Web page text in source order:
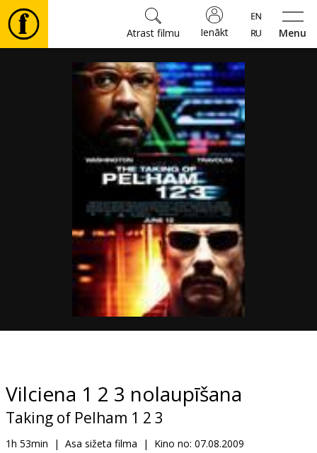
Menu
Ienākt
Atrast filmu
Pasākumi
B2B
Vilciena 1 2 3 nolaupīšana
Taking of Pelham 1 2 3
1h 53min | Asa sižeta filma | Kino no: 07.08.2009